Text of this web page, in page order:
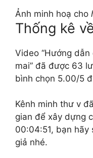
Ảnh minh hoạ cho
Thống kê
Video “Hướng
mai” đã được 63
bình chọn 5.00/5
Kênh minh thư v
gian để xây dựng
00:04:51, bạn hãy
giả nhé.